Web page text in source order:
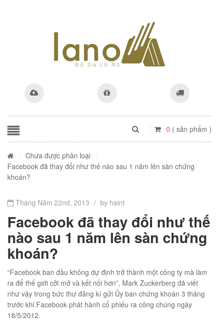
0 ( sản phẩm )
Chưa được phân loại
Facebook đã thay đổi như thế nào sau 1 năm lên sàn chứng
khoán?
Tháng Năm 22nd, 2013 / by haint
Facebook đã thay đổi như thế
nào sau 1 năm lên sàn chứng
khoán?
“Facebook ban đầu không dự định trở thành một công ty mà làm
ra để thế giới cởi mở và kết nối hơn”, Mark Zuckerberg đã viết
như vậy trong bức thư đăng kí gửi Ủy ban chứng khoán 3 tháng
trước khi Facebook phát hành cổ phiếu ra công chúng ngày
18/5/2012.